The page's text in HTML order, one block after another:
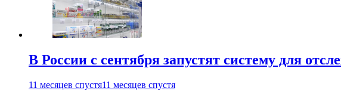
В России с сентября запустят систему для
11 месяцев спустя11 месяцев спустя